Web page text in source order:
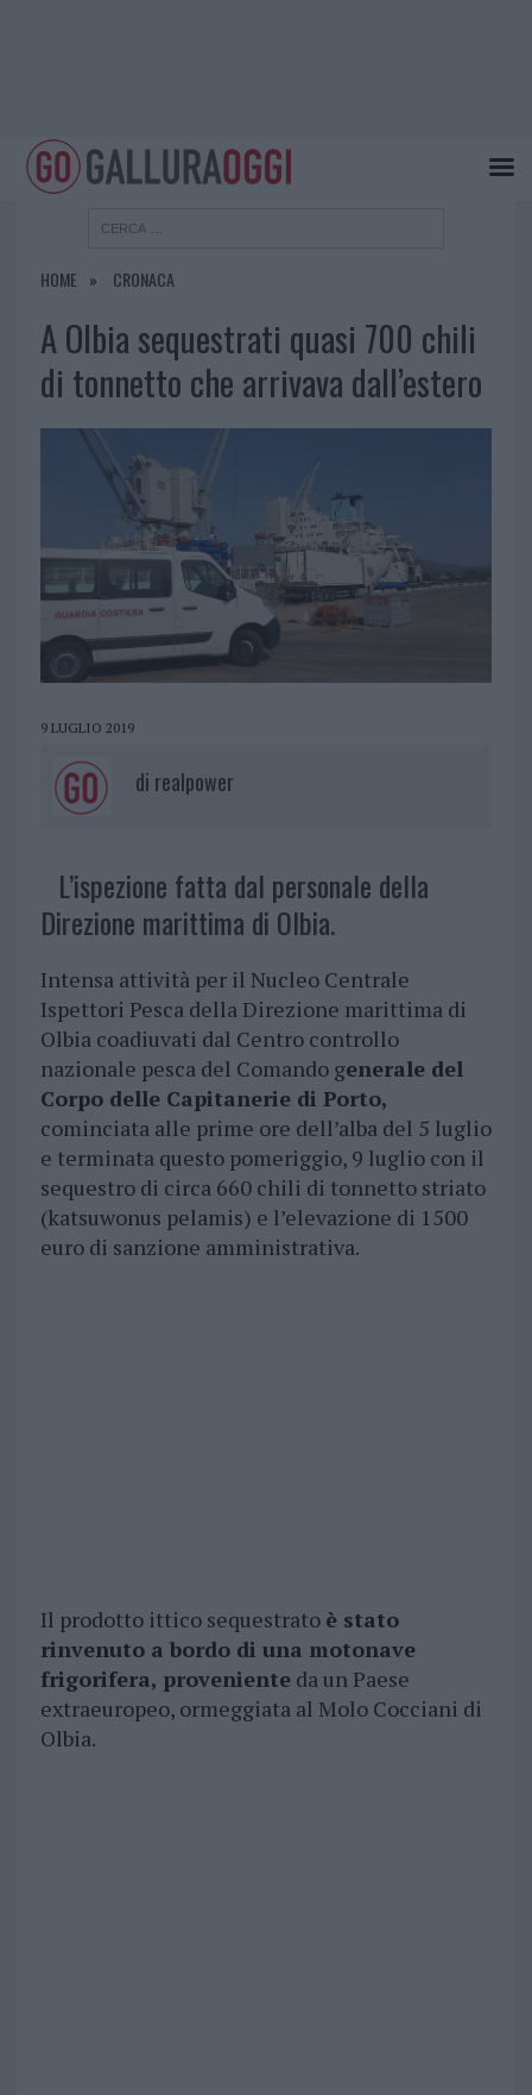
HOME CRONACA
A Olbia sequestrati quasi 700 chili
di tonnetto che arrivava dall’estero
9 LUGLIO 2019
di realpower
L’ispezione fatta dal personale della
Direzione marittima di Olbia.
Intensa attività per il Nucleo Centrale
Ispettori Pesca della Direzione marittima di
Olbia coadiuvati dal Centro controllo
nazionale pesca del Comando generale del
Corpo delle Capitanerie di Porto,
cominciata alle prime ore dell’alba del 5 luglio
e terminata questo pomeriggio, 9 luglio con il
sequestro di circa 660 chili di tonnetto striato
(katsuwonus pelamis) e l’elevazione di 1500
euro di sanzione amministrativa.
Il prodotto ittico sequestrato è stato
rinvenuto a bordo di una motonave
frigorifera, provenienteda un Paese
extraeuropeo, ormeggiata al Molo Cocciani di
Olbia.